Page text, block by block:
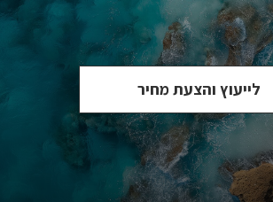
לייעוץ והצעת מחיר